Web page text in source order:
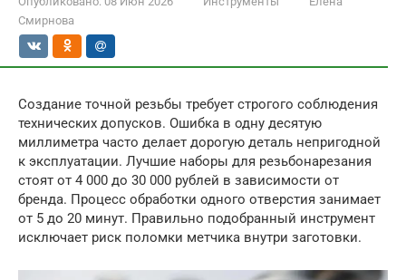
Смирнова
Создание точной резьбы требует строгого соблюдения
технических допусков. Ошибка в одну десятую
миллиметра часто делает дорогую деталь непригодной
к эксплуатации. Лучшие наборы для резьбонарезания
стоят от 4 000 до 30 000 рублей в зависимости от
бренда. Процесс обработки одного отверстия занимает
от 5 до 20 минут. Правильно подобранный инструмент
исключает риск поломки метчика внутри заготовки.